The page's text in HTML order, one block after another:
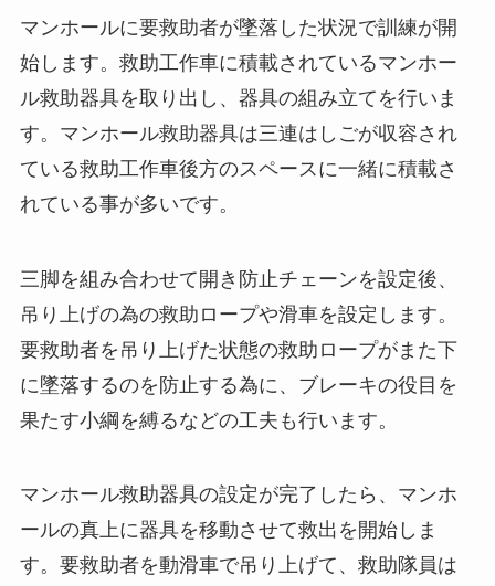
マンホールに要救助者が墜落した状況で訓練が開
始します。救助工作車に積載されているマンホー
ル救助器具を取り出し、器具の組み立てを行いま
す。マンホール救助器具は三連はしごが収容され
ている救助工作車後方のスペースに一緒に積載さ
れている事が多いです。
三脚を組み合わせて開き防止チェーンを設定後、
吊り上げの為の救助ロープや滑車を設定します。
要救助者を吊り上げた状態の救助ロープがまた下
に墜落するのを防止する為に、ブレーキの役目を
果たす小綱を縛るなどの工夫も行います。
マンホール救助器具の設定が完了したら、マンホ
ールの真上に器具を移動させて救出を開始しま
す。要救助者を動滑車で吊り上げて、救助隊員は